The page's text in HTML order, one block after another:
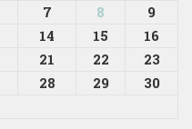
7 8
9
14 15
16
21 22
23
28 29
30